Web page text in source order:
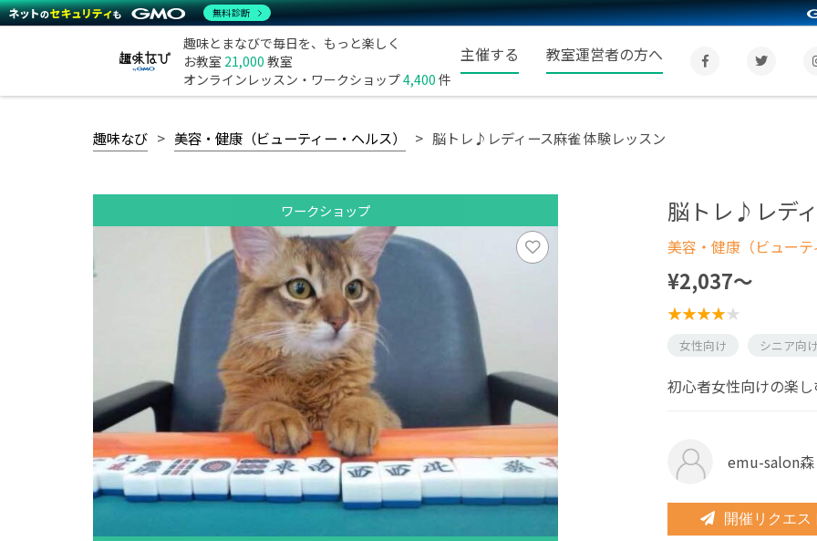
趣味とまなびで毎日を、もっと楽しく
お教室 21,000 教室
オンラインレッスン・ワークショップ4,400 件
主催する 教室運営者の方へ
趣味なび 美容・健康（ビューティー・ヘルス） 脳トレ♪レディース麻雀 体験レッスン
ワークショップ 脳トレ♪レデ
美容・健康（ビューテ
¥2,037〜
女性向け シニア向け
初心者女性向けの楽
emu-salon
開催リクエス
無料診断